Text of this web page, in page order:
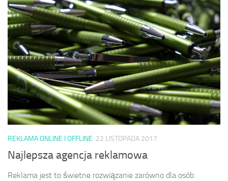
REKLAMA ONLINE I OFFLINE 22 LISTOPADA 2017
Najlepsza agencja reklamowa
Reklama jest to świetne rozwiązanie zarówno dla osób